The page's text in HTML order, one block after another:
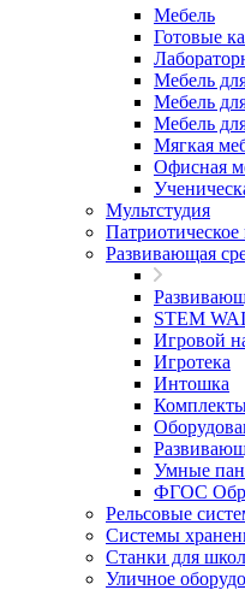
Мебель
Готовые
Мебель
Мебель
Мебель
Мягкая
Офисная
Мультстудия
Патриотическое
Развивающая
STEM
Игровой
Игротека
Интошка
Умные
ФГОС
Рельсовые
Системы
Станки для
Уличное